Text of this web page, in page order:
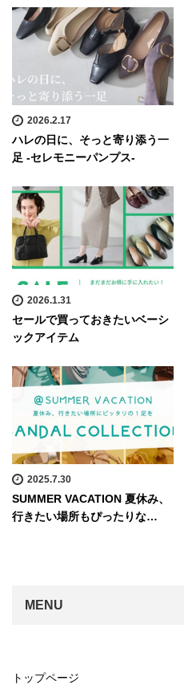
2026.2.17
ハレの日に、そっと寄り添う一
足 -セレモニーパンプス-
2026.1.31
セールで買っておきたいベーシ
ックアイテム
2025.7.30
SUMMER VACATION 夏休み、
行きたい場所もぴったりな…
MENU
トップページ